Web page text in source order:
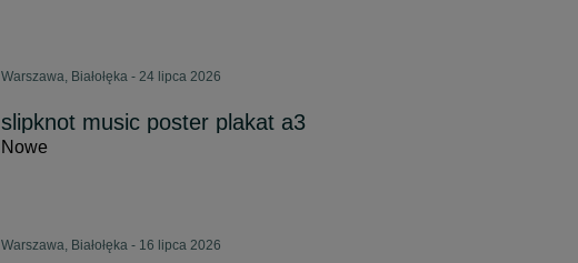
Warszawa, Białołęka - 24 lipca 2026
slipknot music poster plakat a3
Nowe
Warszawa, Białołęka - 16 lipca 2026